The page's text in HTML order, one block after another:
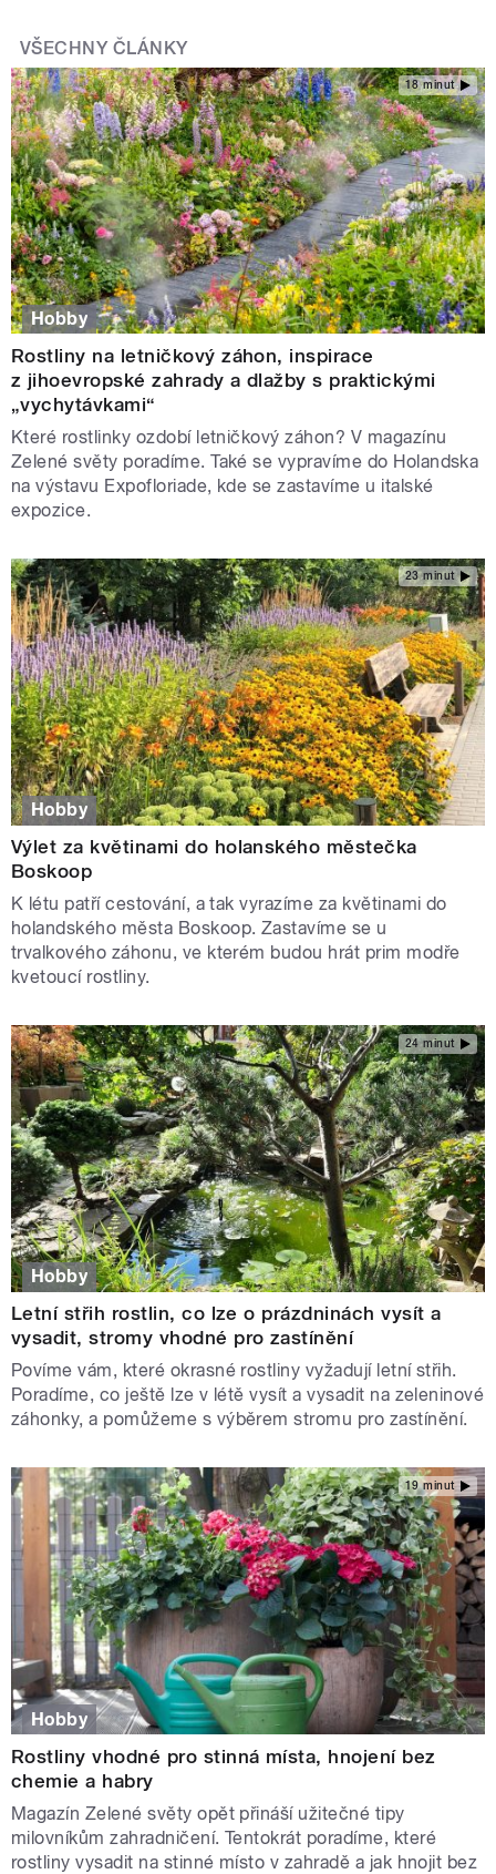
VŠECHNY ČLÁNKY
18 minut
Hobby
Rostliny na letničkový záhon, inspirace
z jihoevropské zahrady a dlažby s praktickými
„vychytávkami“
Které rostlinky ozdobí letničkový záhon? V magazínu
Zelené světy poradíme. Také se vypravíme do Holandska
na výstavu Expofloriade, kde se zastavíme u italské
expozice.
23 minut
Hobby
Výlet za květinami do holanského městečka
Boskoop
K létu patří cestování, a tak vyrazíme za květinami do
holandského města Boskoop. Zastavíme se u
trvalkového záhonu, ve kterém budou hrát prim modře
kvetoucí rostliny.
24 minut
Hobby
Letní střih rostlin, co lze o prázdninách vysít a
vysadit, stromy vhodné pro zastínění
Povíme vám, které okrasné rostliny vyžadují letní střih.
Poradíme, co ještě lze v létě vysít a vysadit na zeleninové
záhonky, a pomůžeme s výběrem stromu pro zastínění.
19 minut
Hobby
Rostliny vhodné pro stinná místa, hnojení bez
chemie a habry
Magazín Zelené světy opět přináší užitečné tipy
milovníkům zahradničení. Tentokrát poradíme, které
rostliny vysadit na stinné místo v zahradě a jak hnojit bez